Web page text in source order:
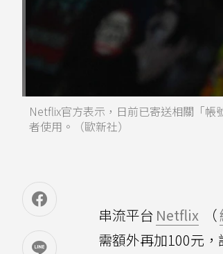
Netflix官方表示，日前已寄送相關「
者使用。（歐新社）
串流平台 Netflix （
需額外再加100元